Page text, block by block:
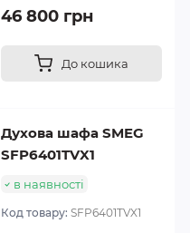
46 800 грн
До кошика
Духова шафа SMEG
SFP6401TVX1
в наявності
Код товару: SFP6401TVX1